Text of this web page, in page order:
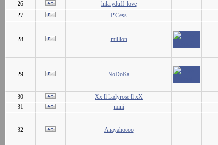
26
hilaryduff_love
27
P'Cess
28 million
29 NoDoKa
30
Xx ll Ladyrose ll xX
31
mini
32 Anayahoooo